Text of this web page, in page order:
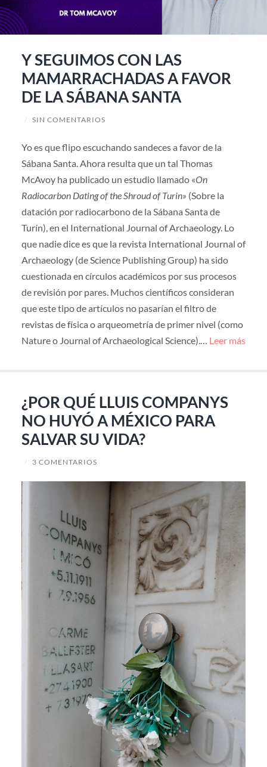
Y SEGUIMOS CON LAS
MAMARRACHADAS A FAVOR
DE LA SÁBANA SANTA
/ SIN COMENTARIOS
Yo es que flipo escuchando sandeces a favor de la
Sábana Santa. Ahora resulta que un tal Thomas
McAvoy ha publicado un estudio llamado «On
Radiocarbon Dating of the Shroud of Turin» (Sobre la
datación por radiocarbono de la Sábana Santa de
Turín), en el International Journal of Archaeology. Lo
que nadie dice es que la revista International Journal of
Archaeology (de Science Publishing Group) ha sido
cuestionada en círculos académicos por sus procesos
de revisión por pares. Muchos científicos consideran
que este tipo de artículos no pasarían el filtro de
revistas de física o arqueometría de primer nivel (como
Nature o Journal of Archaeological Science).… Leer más
¿POR QUÉ LLUIS COMPANYS
NO HUYÓ A MÉXICO PARA
SALVAR SU VIDA?
/ 3 COMENTARIOS